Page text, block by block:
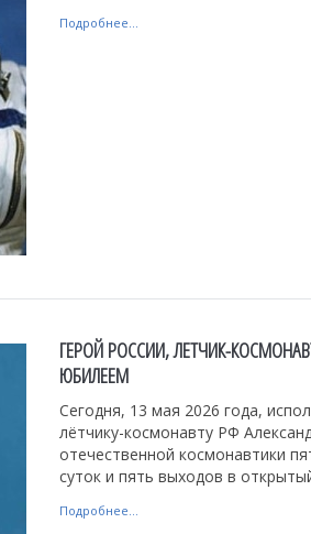
Подробнее...
ГЕРОЙ РОССИИ, ЛЕТЧИК-
ЮБИЛЕЕМ
Сегодня, 13 мая 2026 года,
лётчику-космонавту РФ
отечественной космонавтики
суток и пять выходов в
Подробнее...